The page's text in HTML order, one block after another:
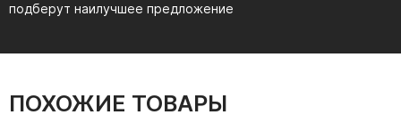
подберут наилучшее предложение
ПОХОЖИЕ ТОВАРЫ